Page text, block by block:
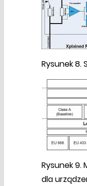
Rysunek 8.
Rysunek 9.
dla